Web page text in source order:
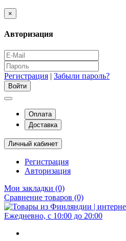
×
Авторизация
Регистрация | Забыли пароль?
Оплата
Доставка
Личный кабинет
Регистрация
Авторизация
Мои закладки (0)
Сравнение товаров (0)
Ежедневно, с 10:00 до 20:00